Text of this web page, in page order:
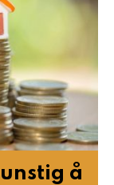
å